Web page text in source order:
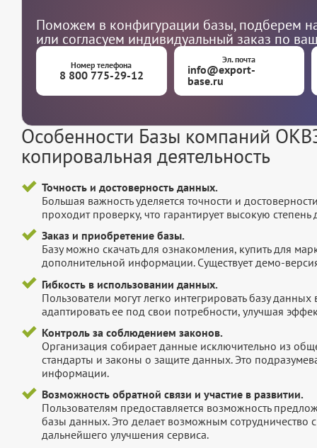
Поможем в конфигурации базы, подберем
или согласуем индивидуальный заказ по
Номер телефона
8 800 775-29-12
Эл. почта
info@export-
base.ru
Особенности Базы компаний
копировальная деятельность
Точность и достоверность данных.
Большая важность уделяется точности и
проходит проверку, что гарантирует высокую
Заказ и приобретение базы.
Базу можно скачать для ознакомления, купить для
дополнительной информации. Существует демо-
Гибкость в использовании данных.
Пользователи могут легко интегрировать базу
адаптировать ее под свои потребности, улучшая
Контроль за соблюдением законов.
Организация собирает данные исключительно из
стандарты и законы о защите данных. Это
информации.
Возможность обратной связи и участие в развитии.
Пользователям предоставляется возможность
базы данных. Это делает возможным сотрудничество
дальнейшего улучшения сервиса.